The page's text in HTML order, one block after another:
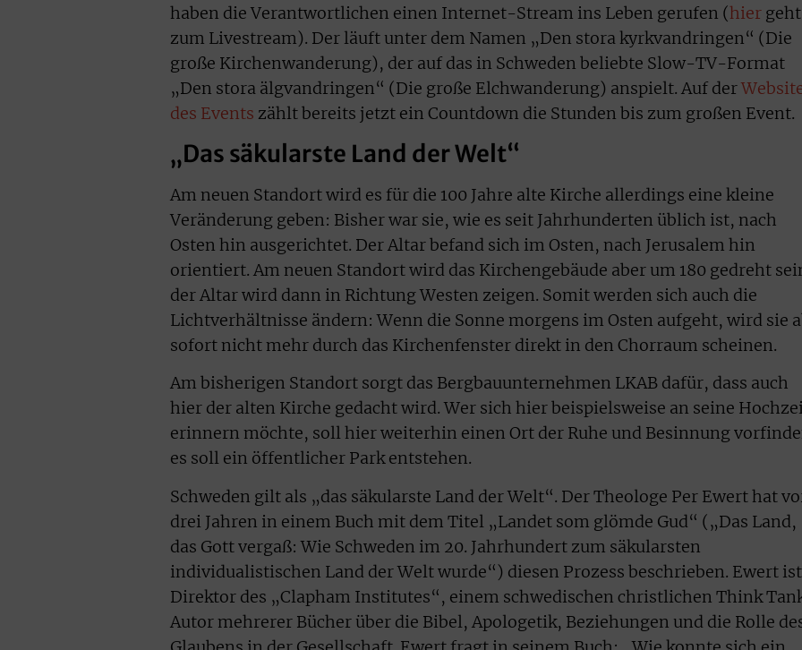
haben die Verantwortlichen einen Internet-Stream ins Leben gerufen (hier
zum Livestream). Der läuft unter dem Namen „Den stora kyrkvandringen“ (Die
große Kirchenwanderung), der auf das in Schweden beliebte Slow-TV-Format
„Den stora älgvandringen“ (Die große Elchwanderung) anspielt. Auf der
des Events zählt bereits jetzt ein Countdown die Stunden bis zum großen Event.
„Das säkularste Land der Welt“
Am neuen Standort wird es für die 100 Jahre alte Kirche allerdings eine kleine
Veränderung geben: Bisher war sie, wie es seit Jahrhunderten üblich ist, nach
Osten hin ausgerichtet. Der Altar befand sich im Osten, nach Jerusalem hin
orientiert. Am neuen Standort wird das Kirchengebäude aber um 180 gedreht
der Altar wird dann in Richtung Westen zeigen. Somit werden sich auch die
Lichtverhältnisse ändern: Wenn die Sonne morgens im Osten aufgeht, wird sie
sofort nicht mehr durch das Kirchenfenster direkt in den Chorraum scheinen.
Am bisherigen Standort sorgt das Bergbauunternehmen LKAB dafür, dass auch
hier der alten Kirche gedacht wird. Wer sich hier beispielsweise an seine
erinnern möchte, soll hier weiterhin einen Ort der Ruhe und Besinnung
es soll ein öffentlicher Park entstehen.
Schweden gilt als „das säkularste Land der Welt“. Der Theologe Per Ewert hat
drei Jahren in einem Buch mit dem Titel „Landet som glömde Gud“ („Das Land,
das Gott vergaß: Wie Schweden im 20. Jahrhundert zum säkularsten
individualistischen Land der Welt wurde“) diesen Prozess beschrieben. Ewert ist
Direktor des „Clapham Institutes“, einem schwedischen christlichen Think
Autor mehrerer Bücher über die Bibel, Apologetik, Beziehungen und die Rolle